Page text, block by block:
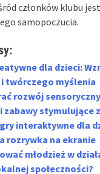
członków klubu
samopoczucia.
dla dzieci:
twórczego myślenia
rozwój
zabawy stymulujące
interaktywne dla
rozrywka na ekranie
młodzież w
społeczności?